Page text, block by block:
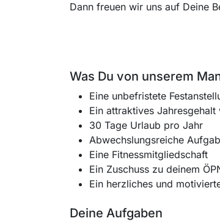
Dann freuen wir uns auf Deine
Was Du von unserem
Eine unbefristete
Ein attraktives
30 Tage Urlaub pro Jahr
Abwechslungsreiche
Eine Fitnessmitgliedschaft
Ein Zuschuss zu deinem
Ein herzliches und
Deine Aufgaben